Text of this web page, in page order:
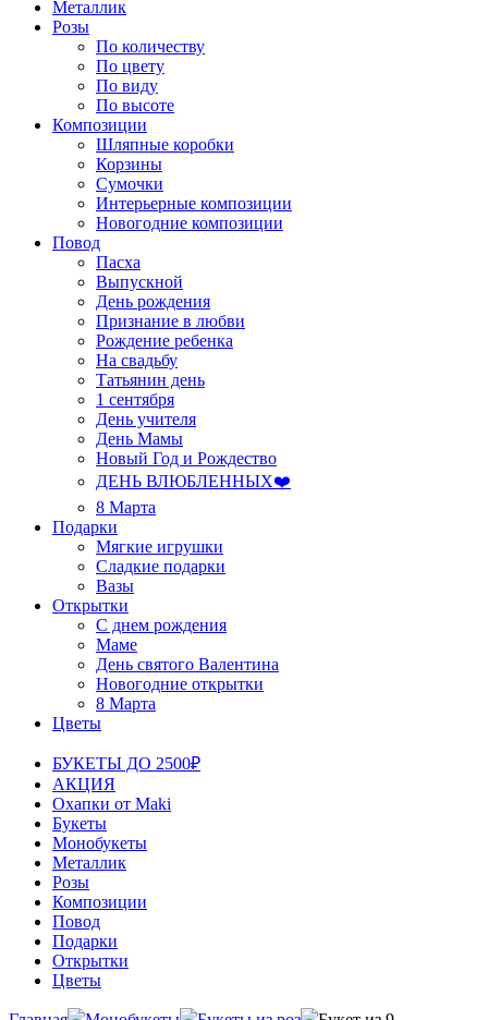
Металлик
Розы
По количеству
По цвету
По виду
По высоте
Композиции
Шляпные коробки
Корзины
Сумочки
Интерьерные композиции
Новогодние композиции
Повод
Пасха
Выпускной
День рождения
Признание в любви
Рождение ребенка
На свадьбу
Татьянин день
1 сентября
День учителя
День Мамы
Новый Год и Рождество
ДЕНЬ ВЛЮБЛЕННЫХ❤️
8 Марта
Подарки
Мягкие игрушки
Сладкие подарки
Вазы
Открытки
С днем рождения
Маме
День святого Валентина
Новогодние открытки
8 Марта
Цветы
БУКЕТЫ ДО 2500₽
АКЦИЯ
Охапки от Maki
Букеты
Монобукеты
Металлик
Розы
Композиции
Повод
Подарки
Открытки
Цветы